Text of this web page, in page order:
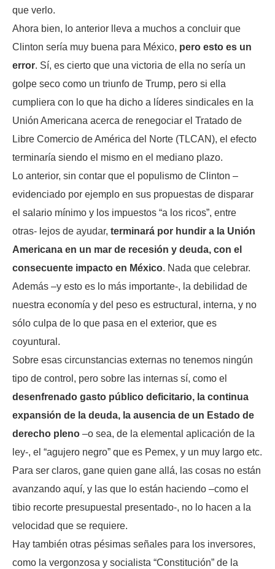
que verlo.
Ahora bien, lo anterior lleva a muchos a concluir que
Clinton sería muy buena para México, pero esto es un
error. Sí, es cierto que una victoria de ella no sería un
golpe seco como un triunfo de Trump, pero si ella
cumpliera con lo que ha dicho a líderes sindicales en la
Unión Americana acerca de renegociar el Tratado de
Libre Comercio de América del Norte (TLCAN), el efecto
terminaría siendo el mismo en el mediano plazo.
Lo anterior, sin contar que el populismo de Clinton –
evidenciado por ejemplo en sus propuestas de disparar
el salario mínimo y los impuestos “a los ricos”, entre
otras- lejos de ayudar, terminará por hundir a la Unión
Americana en un mar de recesión y deuda, con el
consecuente impacto en México. Nada que celebrar.
Además –y esto es lo más importante-, la debilidad de
nuestra economía y del peso es estructural, interna, y no
sólo culpa de lo que pasa en el exterior, que es
coyuntural.
Sobre esas circunstancias externas no tenemos ningún
tipo de control, pero sobre las internas sí, como el
desenfrenado gasto público deficitario, la continua
expansión de la deuda, la ausencia de un Estado de
derecho pleno –o sea, de la elemental aplicación de la
ley-, el “agujero negro” que es Pemex, y un muy largo etc.
Para ser claros, gane quien gane allá, las cosas no están
avanzando aquí, y las que lo están haciendo –como el
tibio recorte presupuestal presentado-, no lo hacen a la
velocidad que se requiere.
Hay también otras pésimas señales para los inversores,
como la vergonzosa y socialista “Constitución” de la